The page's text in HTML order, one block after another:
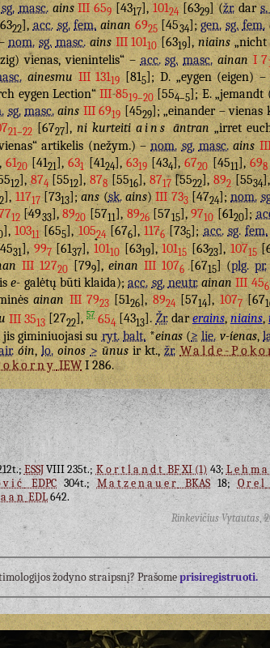
sg. masc. ains III 659[4317],10124 [6329] (žr.dar
22],acc. sg. fem. ainan 6925[4534];gen. sg. fem.
nom. sg. masc. ains III 10110[6319],niains„nicht
vienas, vienintelis“ –acc. sg. masc. ainan I 7
ainesmu III 13119[815]; D. „eygen (eigen) –
eygen Lection“III 8519–20[554–5]; E. „jemandt
sg. masc. ains III 6919[4529]; „einander – vienas
21–22[6727],ni kurteiti ains āntran „irret
artikelis (nežym.) –nom. sg. masc. ains
6120[4121 ],631[4124],6319[434],6720[4511 ],698
12],874[5512],878[5516],8717[5522],892[5534
], 11717[7313];ans(sk. ains)III 733[4724];nom.
12[4933],8920 [5711],8926[5715],9710[6120];
],10311[655],10524[676],1176[735 ];acc. sg. fem.
31],997[6137],10110[6319],10115[6323],10715
III 12720[799],einan III 1076[6715] (plg. pr.
e-galėtų būti klaida);acc. sg. neutr. ainan III 456
ainan III 7923[5126],8924[5714],1077[67
III 3513[2722],57 654[4313 ].Žr.darerains,niains,
jis giminiuojasi suryt. balt.*einas(≥ lie. v-íenas,
óin,lo. oinos > ūnusir kt.,žr. Walde-
IEWI 286.
ESSJVIII 235t.;KortlandtBF XI (1)43;
EDPC304t.;MatzenauerBKAS18;Orel
EDL642.
Rinkevičius Vytautas ,
žodyno straipsnį? Prašomeprisiregistruoti.